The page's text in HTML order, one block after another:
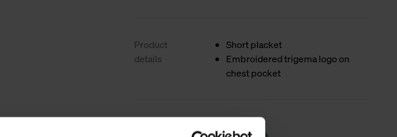
Product
details
Short placket
Embroidered trigema logo on
chest pocket